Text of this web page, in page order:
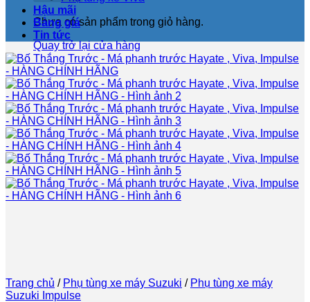
Chưa có sản phẩm trong giỏ hàng.
Quay trở lại cửa hàng
Hậu mãi
Bảng giá
Tin tức
Trang chủ / Phụ tùng xe máy Suzuki / Phụ tùng xe máy
Suzuki Impulse